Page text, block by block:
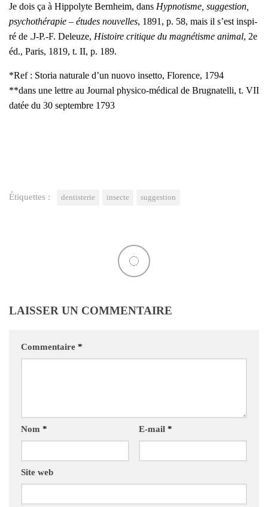
Je dois ça à Hip­po­lyte Bern­heim, dans Hyp­no­tisme, sug­ges­tion,
psy­cho­thé­ra­pie – études nou­velles, 1891, p. 58, mais il s’est ins­pi­
ré de .J‑P.-F. Deleuze, His­toire cri­tique du magné­tisme ani­mal, 2e
éd., Paris, 1819, t. II, p. 189.
*Ref : Sto­ria natu­rale d’un nuo­vo inset­to, Flo­rence, 1794
**dans une lettre au Jour­nal phy­si­co-médi­cal de Bru­gna­tel­li, t. VII
datée du 30 sep­tembre 1793
Étiquettes : dentisterie insecte suggestion
LAISSER UN COMMENTAIRE
Commentaire *
Nom * E-mail *
Site web